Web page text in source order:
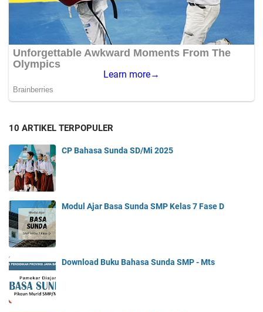
10 ARTIKEL TERPOPULER
CP Bahasa Sunda SD/Mi 2025
Modul Ajar Basa Sunda SMP Kelas 7 Fase D
Download Buku Bahasa Sunda SMP - Mts